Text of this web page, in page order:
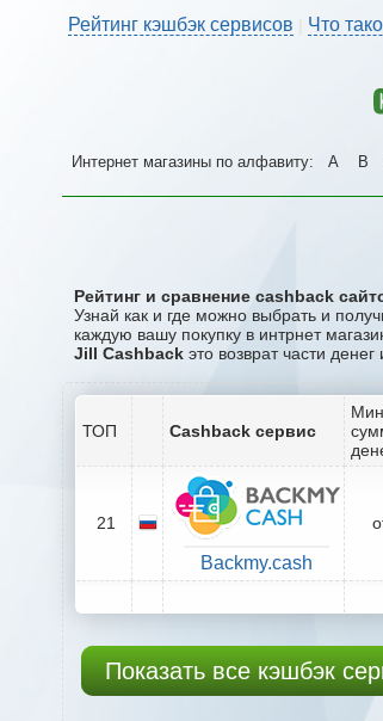
Рейтинг кэшбэк сервисов Что
Интернет магазины по алфавиту: A B
Рейтинг и сравнение cashback
Узнай как и где можно выбрать и
каждую вашу покупку в интрнет
Jill Cashback это возврат части
ТОП Cashback сервис
21
Backmy.cash
Показать все кэшбэк